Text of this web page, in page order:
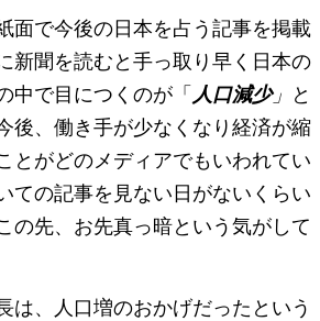
面で今後の日本を占う記事を掲載
新聞を読むと手っ取り早く日本の
中で目につくのが「 人口減少」
と
後、働き手が少なくなり経済が縮
とがどのメディアでもいわれてい
ての記事を見ない日がないくらい
の先、お先真っ暗という気がして
は、人口増のおかげだったという